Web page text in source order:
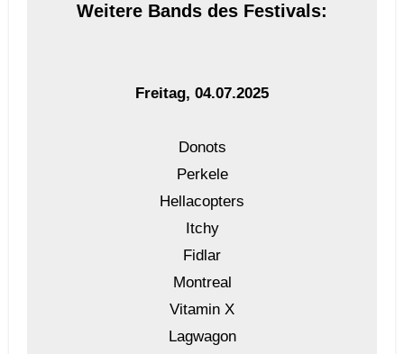
Weitere Bands des Festivals:
Freitag, 04.07.2025
Donots
Perkele
Hellacopters
Itchy
Fidlar
Montreal
Vitamin X
Lagwagon